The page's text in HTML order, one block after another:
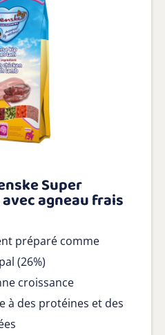
Super
agneau frais
préparé comme
(26%)
croissance
à des protéines et des